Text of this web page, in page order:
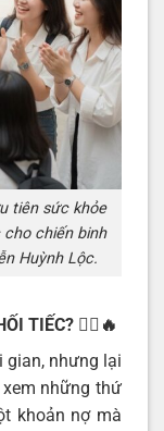
tiên sức khỏe
chiến binh
Huỳnh Lộc.
TIẾC? 🏃‍♂️🔥
gian, nhưng lại
những thứ
khoản nợ mà